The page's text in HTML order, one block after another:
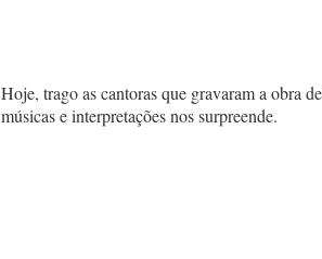
Hoje, trago as cantoras que gravaram a obra
músicas e interpretações nos surpreende.